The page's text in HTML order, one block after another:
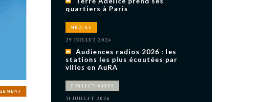
une deuxième
concept autour de
digital et au cinéma.
responsable
revient sur
M’ABONNER À OURSCOM PENDANT
1 AN
quartiers à Paris
MÉDIAS
29 JUILLET 2026
Audiences radios 2026 : les
stations les plus écoutées par
villes en AuRA
COLLECTIVITÉS
31 JUILLET 2026